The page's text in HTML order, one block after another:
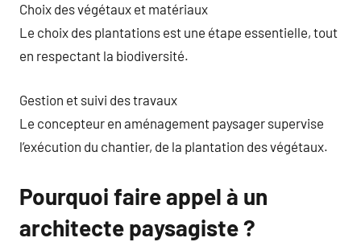
Choix des végétaux et matériaux
Le choix des plantations est une étape essentielle, tout
en respectant la biodiversité.
Gestion et suivi des travaux
Le concepteur en aménagement paysager supervise
l’exécution du chantier, de la plantation des végétaux.
Pourquoi faire appel à un
architecte paysagiste ?